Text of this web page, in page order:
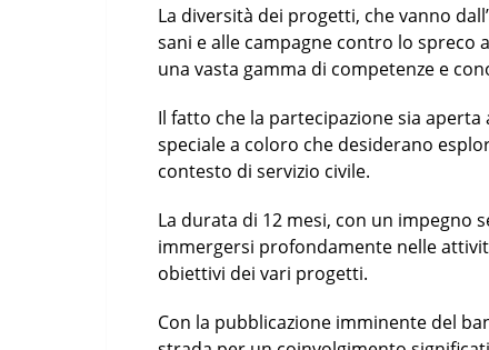
La diversità dei progetti, che vanno
sani e alle campagne contro lo
una vasta gamma di competenze e
Il fatto che la partecipazione sia
speciale a coloro che desiderano
contesto di servizio civile.
La durata di 12 mesi, con un impegno
immergersi profondamente nelle
obiettivi dei vari progetti.
Con la pubblicazione imminente del